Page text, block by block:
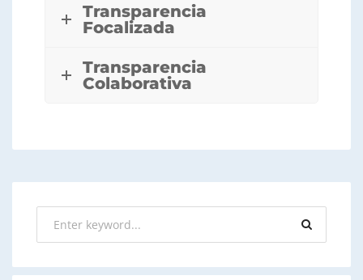
Transparencia
Focalizada
Transparencia
Colaborativa